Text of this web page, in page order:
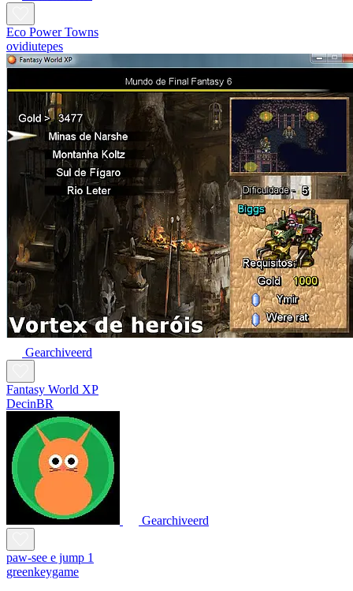
Eco Power Towns
ovidiutepes
Gearchiveerd
Fantasy World XP
DecinBR
Gearchiveerd
paw-see e jump 1
greenkeygame